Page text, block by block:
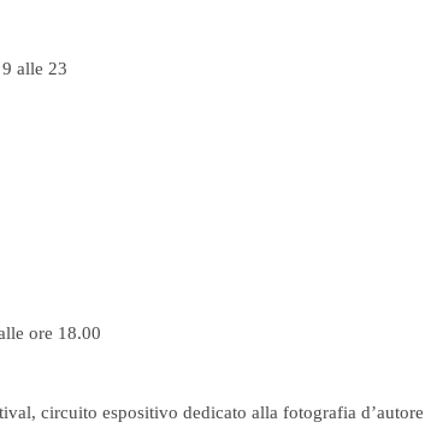
alle 23
ore 18.00
circuito espositivo dedicato alla fotografia d’autore